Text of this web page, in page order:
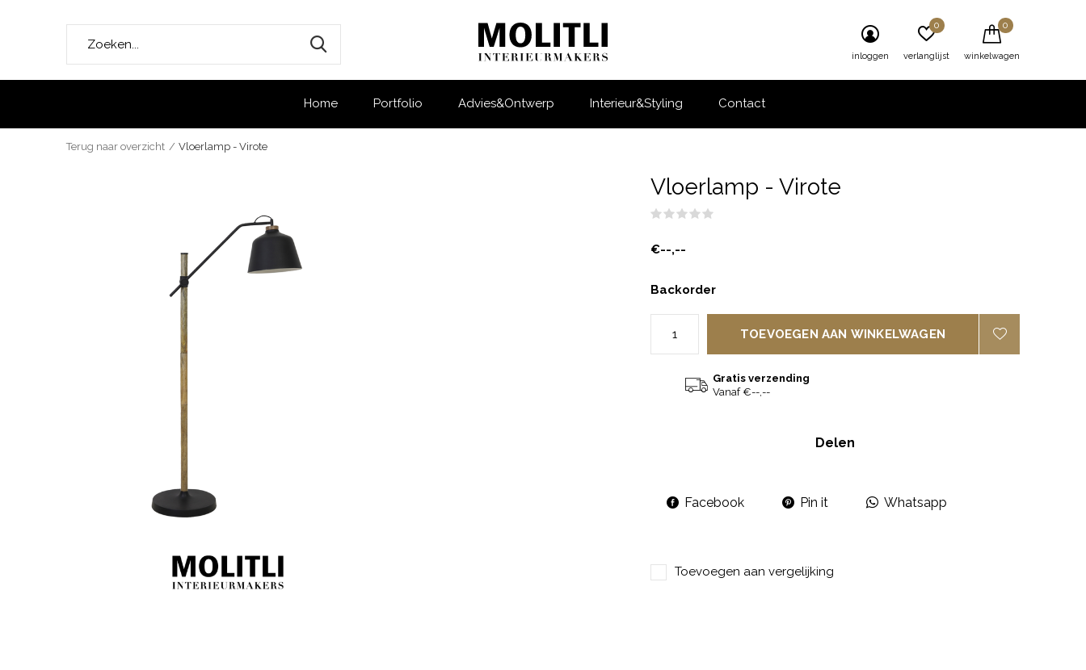
Home Portfolio Advies&Ontwerp Interieur&Styling Contact
inloggen verlanglijst
0
winkelwagen
0
Terug naar overzicht Vloerlamp - Virote
Vloerlamp - Virote
€--,--
Backorder
TOEVOEGEN AAN WINKELWAGEN
Gratis verzending
Vanaf €--,--
Delen
Facebook Pin it Whatsapp
Toevoegen aan vergelijking